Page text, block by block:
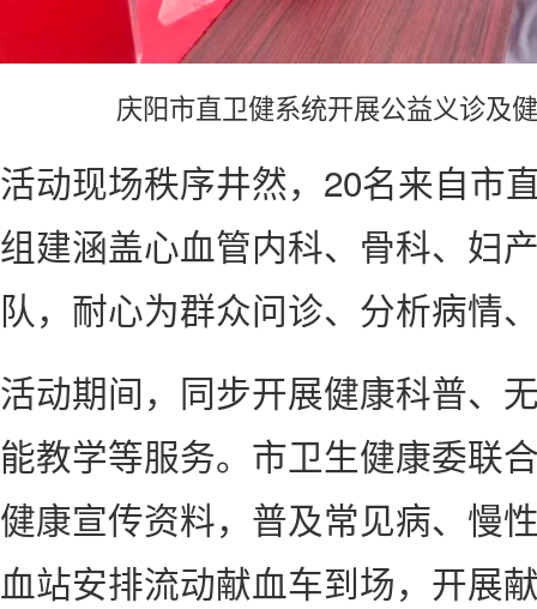
庆阳市直卫健系统开展公益义诊及
活动现场秩序井然，20名来自市
组建涵盖心血管内科、骨科、妇
队，耐心为群众问诊、分析病情
活动期间，同步开展健康科普、
能教学等服务。市卫生健康委联
健康宣传资料，普及常见病、慢
血站安排流动献血车到场，开展